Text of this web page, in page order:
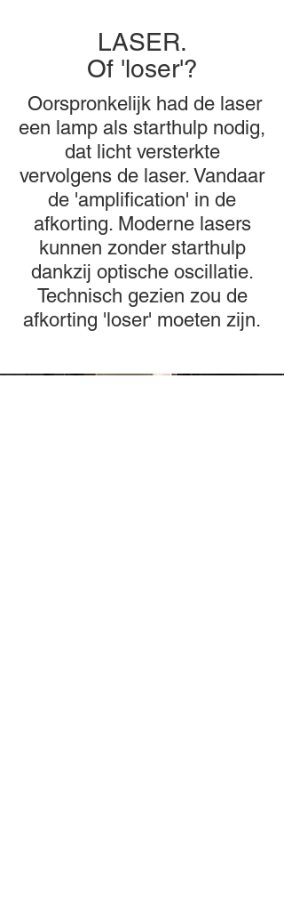
LASER.
Of 'loser'?
Oorspronkelijk had de laser
een lamp als starthulp nodig,
dat licht versterkte
vervolgens de laser. Vandaar
de 'amplification' in de
afkorting. Moderne lasers
kunnen zonder starthulp
dankzij optische oscillatie.
Technisch gezien zou de
afkorting 'loser' moeten zijn.